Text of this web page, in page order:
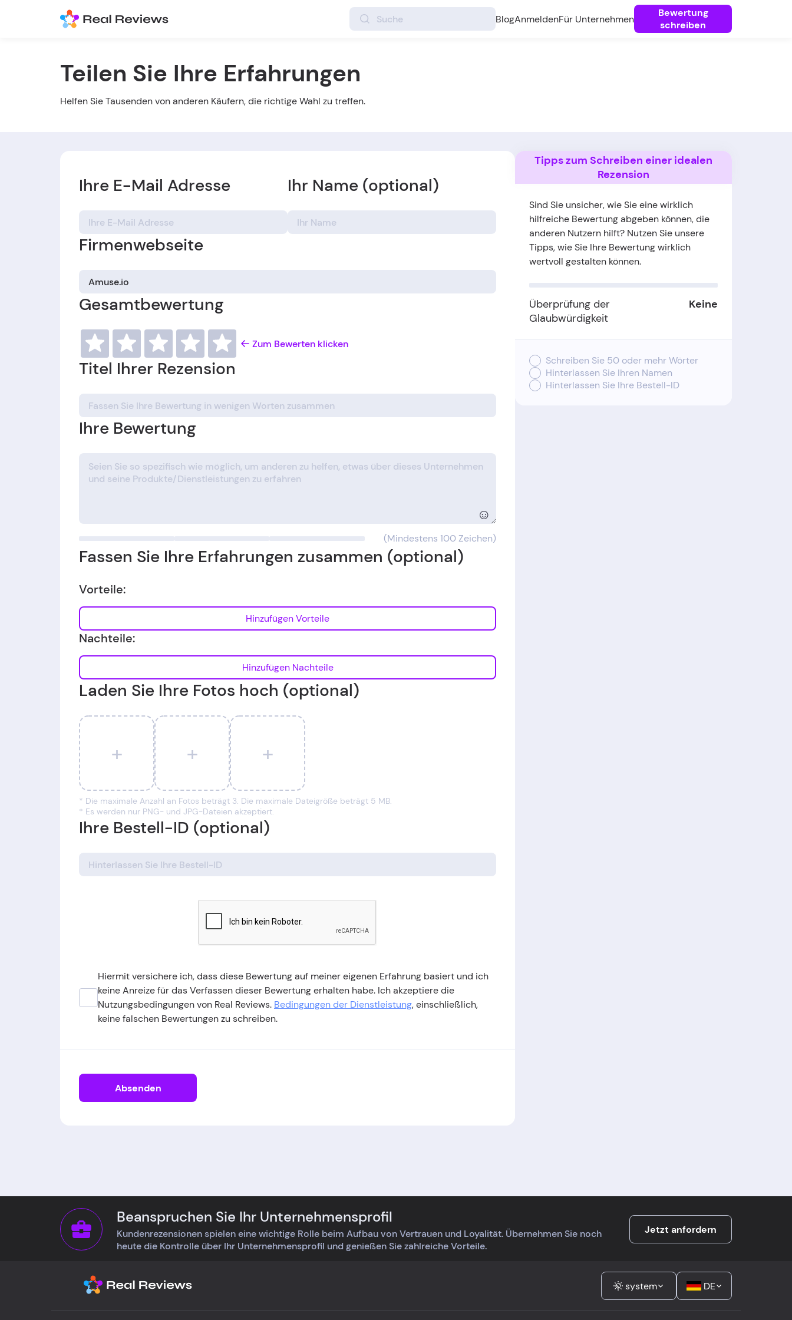
BlogAnmeldenFür Unternehmen
Bewertung
schreiben
Teilen Sie Ihre Erfahrungen
Helfen Sie Tausenden von anderen Käufern, die richtige Wahl zu treffen.
Ihre E-Mail Adresse Ihr Name (optional)
Firmenwebseite
Gesamtbewertung
Zum Bewerten klicken
Titel Ihrer Rezension
Ihre Bewertung
☺
(Mindestens 100 Zeichen)
Fassen Sie Ihre Erfahrungen zusammen (optional)
Vorteile:
Hinzufügen Vorteile
Nachteile:
Hinzufügen Nachteile
Laden Sie Ihre Fotos hoch (optional)
+ + +
* Die maximale Anzahl an Fotos beträgt 3. Die maximale Dateigröße beträgt 5 MB.
* Es werden nur PNG- und JPG-Dateien akzeptiert.
Ihre Bestell-ID (optional)
Hiermit versichere ich, dass diese Bewertung auf meiner eigenen Erfahrung basiert und ich
keine Anreize für das Verfassen dieser Bewertung erhalten habe. Ich akzeptiere die
Nutzungsbedingungen von Real Reviews. Bedingungen der Dienstleistung, einschließlich,
keine falschen Bewertungen zu schreiben.
Absenden
Tipps zum Schreiben einer idealen
Rezension
Sind Sie unsicher, wie Sie eine wirklich
hilfreiche Bewertung abgeben können, die
anderen Nutzern hilft? Nutzen Sie unsere
Tipps, wie Sie Ihre Bewertung wirklich
wertvoll gestalten können.
Überprüfung der
Glaubwürdigkeit
Keine
Schreiben Sie 50 oder mehr Wörter
Hinterlassen Sie Ihren Namen
Hinterlassen Sie Ihre Bestell-ID
Beanspruchen Sie Ihr Unternehmensprofil
Kundenrezensionen spielen eine wichtige Rolle beim Aufbau von Vertrauen und Loyalität. Übernehmen Sie noch
heute die Kontrolle über Ihr Unternehmensprofil und genießen Sie zahlreiche Vorteile.
Jetzt anfordern
system DE